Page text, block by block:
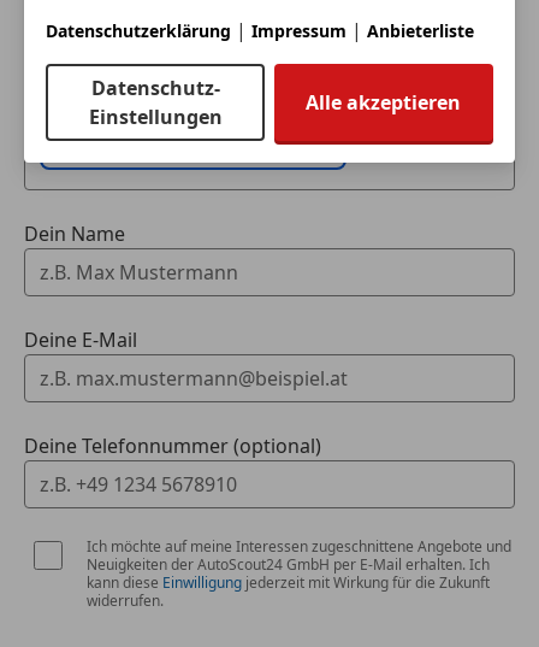
Ich möchte mein Auto in Zahlung geben
(unverbindlich).
Fahrzeugdaten hinzufügen
Dein Name
Deine E-Mail
Deine Telefonnummer (optional)
Ich möchte auf meine Interessen zugeschnittene Angebote und
Neuigkeiten der AutoScout24 GmbH per E-Mail erhalten. Ich
kann diese Einwilligung jederzeit mit Wirkung für die Zukunft
widerrufen.
Datenschutzerklärung | Impressum | Anbieterliste
Datenschutz-
Einstellungen
Alle akzeptieren